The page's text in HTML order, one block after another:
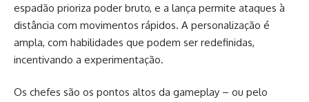
espadão prioriza poder bruto, e a lança permite ataques à
distância com movimentos rápidos. A personalização é
ampla, com habilidades que podem ser redefinidas,
incentivando a experimentação.
Os chefes são os pontos altos da gameplay – ou pelo